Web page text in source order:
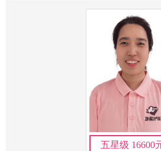
五星级 16600